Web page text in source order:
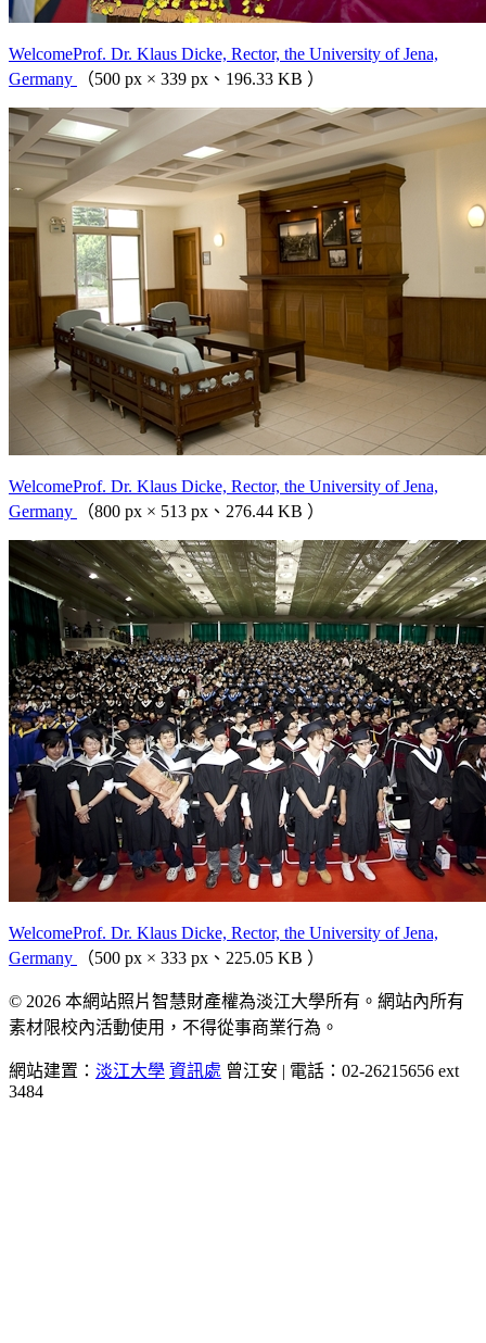
WelcomeProf. Dr. Klaus Dicke, Rector, the University of Jena,
Germany
（500 px × 339 px、196.33 KB ）
WelcomeProf. Dr. Klaus Dicke, Rector, the University of Jena,
Germany
（800 px × 513 px、276.44 KB ）
WelcomeProf. Dr. Klaus Dicke, Rector, the University of Jena,
Germany
（500 px × 333 px、225.05 KB ）
© 2026 本網站照片智慧財產權為淡江大學所有。網站內所有
素材限校內活動使用，不得從事商業行為。
網站建置： 淡江大學 資訊處 曾江安 | 電話：02-26215656 ext
3484